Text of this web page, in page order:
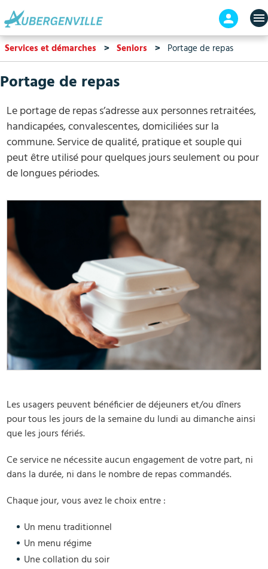
contenu
principal
En-
tête
-
Services et démarches Seniors Portage de repas
Portage de repas
Le portage de repass’adresse aux personnes retraitées,
handicapées, convalescentes, domiciliées sur la
commune. Service de qualité, pratique et souple qui
peut être utilisé pour quelques jours seulement ou pour
de longues périodes.
Les usagers peuvent bénéficier de déjeuners et/ou dîners
pour tous les jours de la semaine du lundi au dimanche ainsi
que les jours fériés.
Ce service ne nécessite aucun engagement de votre part, ni
dans la durée, ni dans le nombre de repas commandés.
Chaque jour, vous avez le choix entre :
Un menu traditionnel
Un menu régime
Une collation du soir